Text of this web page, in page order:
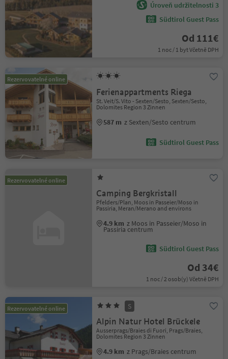
Úroveň udržitelnosti 3
Südtirol Guest Pass
Od 111€
1 noc / 1 byt Včetně DPH
Rezervovatelné online
Ferienappartments Riega
St. Veit/S. Vito - Sexten/Sesto, Sexten/Sesto,
Dolomites Region 3 Zinnen
587 m z Sexten/Sesto centrum
Südtirol Guest Pass
Rezervovatelné online
Camping Bergkristall
Pfelders/Plan, Moos in Passeier/Moso in
Passiria, Meran/Merano and environs
4.9 km z Moos in Passeier/Moso in
Passiria centrum
Südtirol Guest Pass
Od 34€
1 noc / 2 osob(y) Včetně DPH
Rezervovatelné online S
Alpin Natur Hotel Brückele
Ausserprags/Braies di Fuori, Prags/Braies,
Dolomites Region 3 Zinnen
4.9 km z Prags/Braies centrum